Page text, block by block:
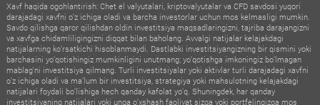
Xavf haqida ogohlantirish: Chet el valyutalari, kriptovalyutalar va CFD savdosi yuqori
darajadagi xavfni o‘z ichiga oladi va barcha investorlar uchun mos kelmasligi mumkin.
Savdo qilishga qaror qilishdan oldin investitsiya maqsadlaringizni, tajriba darajangizni
va xavfga chidamliligingizni diqqat bilan baholang. Avvalgi natijalar kelajakdagi
natijalarning ko‘rsatkichi hisoblanmaydi. Dastlabki investitsiyangizning bir qismini yoki
barchasini yo‘qotishingiz mumkinligini unutmang; yo‘qotishga imkoningiz bo‘lmagan
mablag‘ni investitsiya qilmang. Turli investitsiyalar yoki aktivlar turli darajadagi xavfni
o‘z ichiga oladi va ma’lum bir investitsiya, strategiya yoki mahsulotning kelajakdagi
natijalari foydali bo‘lishiga hech qanday kafolat yo‘q. Shuningdek, har qanday
investitsiyaning natijalari yoki unga o‘xshash faoliyat sizga yoki portfelingizga mos